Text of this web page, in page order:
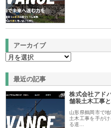
アーカイブ
最近の記事
株式会社アド
舗装土木工事
山形県鶴岡市で
土木工事を手が
る道…